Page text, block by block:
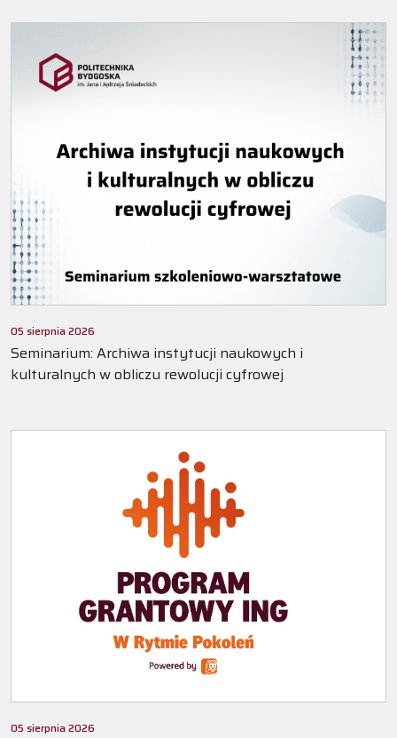
05 sierpnia 2026
Seminarium: Archiwa instytucji naukowych i
kulturalnych w obliczu rewolucji cyfrowej
05 sierpnia 2026